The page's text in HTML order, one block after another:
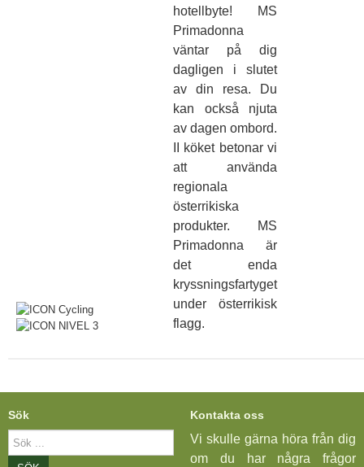
hotellbyte! MS
Primadonna
väntar på dig
dagligen i slutet
av din resa. Du
kan också njuta
av dagen ombord.
II köket betonar vi
att använda
regionala
österrikiska
produkter. MS
Primadonna är
det enda
kryssningsfartyget
under österrikisk
flagg.
Sök
Sök
...
Kontakta oss
Vi skulle gärna höra från dig
om du har några frågor